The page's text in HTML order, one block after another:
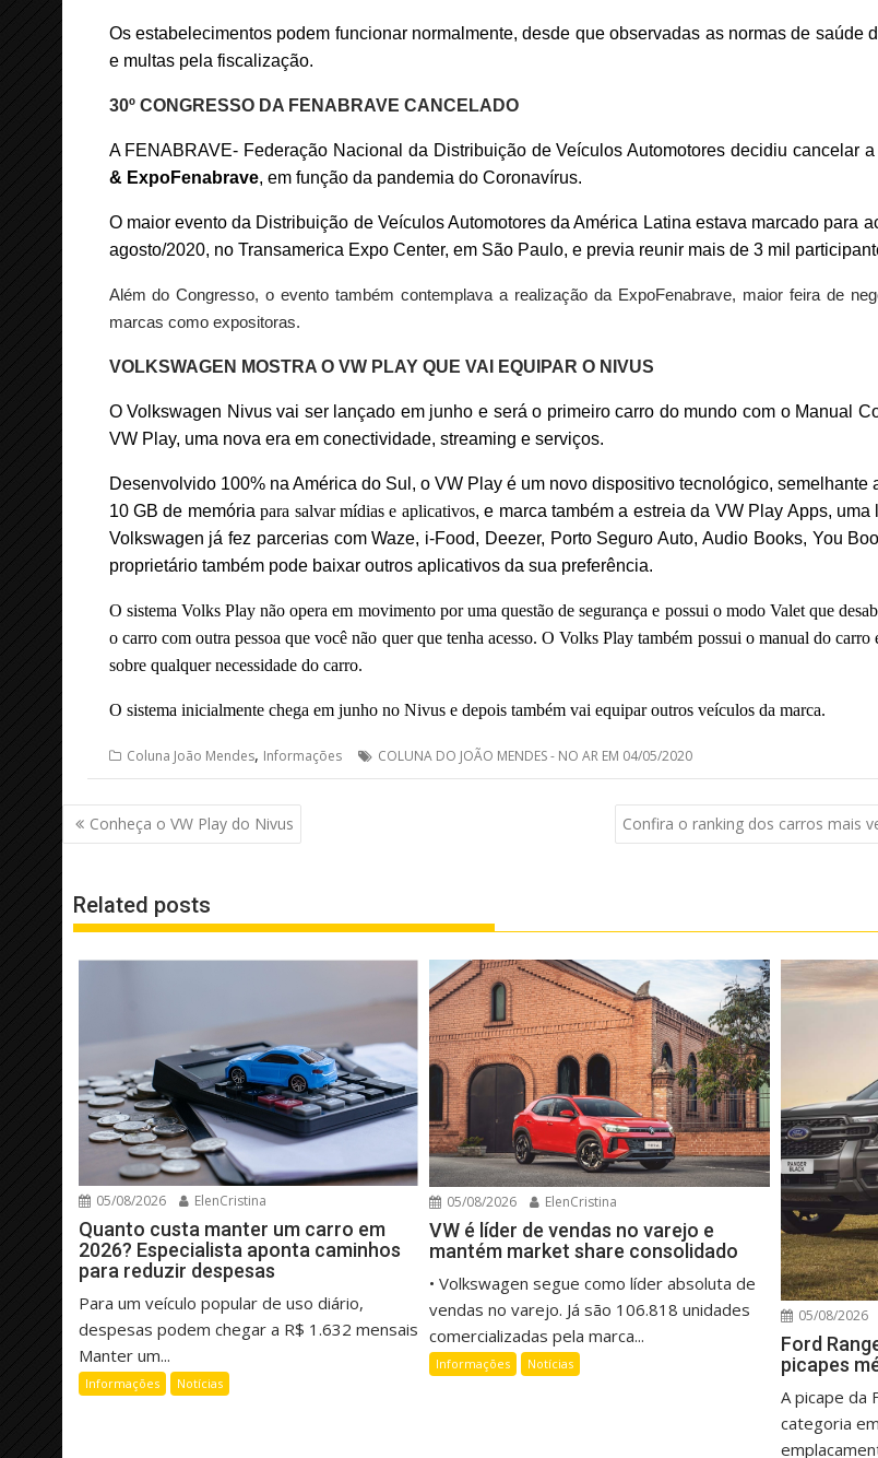
Os estabelecimentos podem funcionar normalmente, desde que observadas as normas de saúde
e multas pela fiscalização.
30º CONGRESSO DA FENABRAVE CANCELADO
A FENABRAVE- Federação Nacional da Distribuição de Veículos Automotores decidiu cancelar
& ExpoFenabrave, em função da pandemia do Coronavírus.
O maior evento da Distribuição de Veículos Automotores da América Latina estava marcado para
agosto/2020, no Transamerica Expo Center, em São Paulo, e previa reunir mais de 3 mil
Além do Congresso, o evento também contemplava a realização da ExpoFenabrave, maior feira de
marcas como expositoras.
VOLKSWAGEN MOSTRA O VW PLAY QUE VAI EQUIPAR O NIVUS
O Volkswagen Nivus vai ser lançado em junho e será o primeiro carro do mundo com o Manual
VW Play, uma nova era em conectividade, streaming e serviços.
Desenvolvido 100% na América do Sul, o VW Play é um novo dispositivo tecnológico, semelhante
10 GB de memóriapara salvar mídias e aplicativos, e marca também a estreia da VW Play Apps,
Volkswagen já fez parcerias com Waze, i-Food, Deezer, Porto Seguro Auto, Audio Books, You
proprietário também pode baixar outros aplicativos da sua preferência.
O sistema Volks Play não opera em movimento por uma questão de segurança e possui o modo Valet que
o carro com outra pessoa que você não quer que tenha acesso. O Volks Play também possui o manual do carro
sobre qualquer necessidade do carro.
O sistema inicialmente chega em junho no Nivus e depois também vai equipar outros veículos da marca.
Coluna João Mendes, Informações COLUNA DO JOÃO MENDES - NO AR EM 04/05/2020
Navegação
de
Conheça o VW Play do Nivus Confira o ranking dos carros mais
Related posts
05/08/2026 ElenCristina
Quanto custa manter um carro em
2026? Especialista aponta caminhos
para reduzir despesas
Para um veículo popular de uso diário,
despesas podem chegar a R$ 1.632 mensais
Manter um...
Informações Notícias
05/08/2026 ElenCristina
VW é líder de vendas no varejo e
mantém market share consolidado
• Volkswagen segue como líder absoluta de
vendas no varejo. Já são 106.818 unidades
comercializadas pela marca...
Informações Notícias
05/08/2026
Ford
picapes
A picape da
categoria